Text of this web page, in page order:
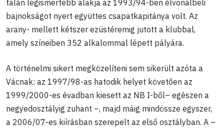
talán legismertebb alakja az 1993/94-ben élvonalbeli
bajnokságot nyert együttes csapatkapitánya volt. Az
arany- mellett kétszer ezüstéremig jutott a klubbal,
amely színeiben 352 alkalommal lépett pályára.
A történelmi sikert megközelíteni sem sikerült azóta a
Vácnak: az 1997/98-as hatodik helyet követően az
1999/2000-es évadban kiesett az NB I-ből– egészen a
negyedosztályig zuhant –, majd máig mindössze egyszer,
a 2006/07-es kiírásban szerepelt az első osztályban. A –